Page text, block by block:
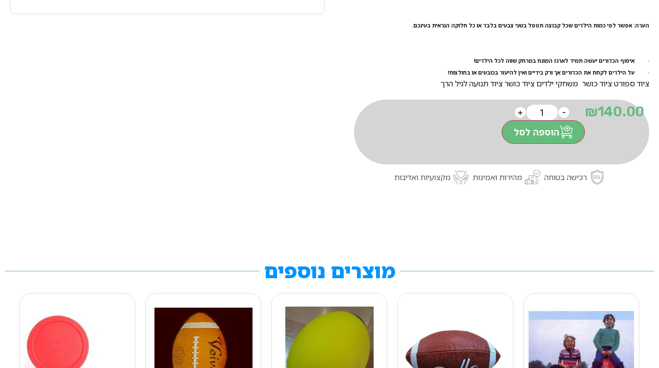
הערה: אפשר לפי כמות הילדים שכל קבוצה תטפל בשני צבעים בלבד או כל חלוקה הנראית בעינכם.
· איסוף הכדורים יעשה תמיד לארגז המונח במרחק שווה לכל הילדים!
· על הילדים לקחת את הכדורים אך ורק בידיים ואין להיעזר בכובעים או בחולצות!
ציוד ספורט ציוד כושר משחקי ילדים ציוד כושר ציוד תנועה לגיל הרך
₪140.00
-
+
הוספה לסל
רכישה בטוחה מהירות ואמינות מקצועיות ואדיבות
מוצרים נוספים